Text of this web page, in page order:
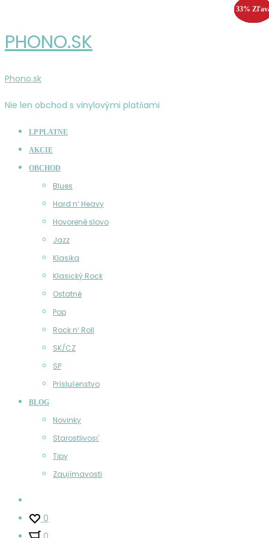
PHONO.SK
Phono.sk
Nie len obchod s vinylovými platňami
LP PLATNE
AKCIE
OBCHOD
Blues
Hard n‘ Heavy
Hovorené slovo
Jazz
Klasika
Klasický Rock
Ostatné
Pop
Rock n‘ Roll
SK/CZ
SP
Príslušenstvo
BLOG
Novinky
Starostlivosť
Tipy
Zaujímavosti
0
33%
55%
25%
33%